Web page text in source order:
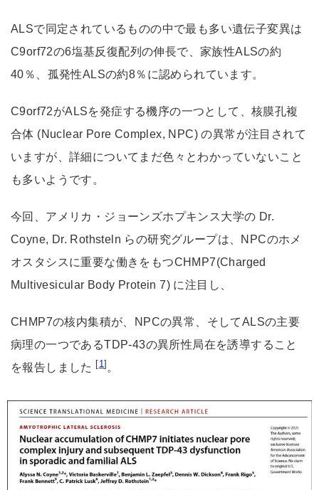
ALSで同定されているものの中で最も多い遺伝子変異は
C9orf72の6塩基反復配列の伸長で、家族性ALSの約
40％、孤発性ALSの約8％に認められています。
C9orf72がALSを発症する機序の一つとして、核膜孔複
合体 (Nuclear Pore Complex, NPC) の異常が注目されて
いますが、詳細についてまだ色々とわかっていないこと
も多いようです。
今回、アメリカ・ジョーンズホプキンス大学の Dr.
Coyne, Dr. Rothsteln らの研究グループは、NPCのホメ
オスタシスに重要な働きをもつCHMP7(Charged
Multivesicular Body Protein 7) に注目し、
CHMP7の核内集積が、NPCの異常、そしてALSの主要
病理の一つであるTDP-43の異所性局在を誘導すること
を報告しました [1] 。